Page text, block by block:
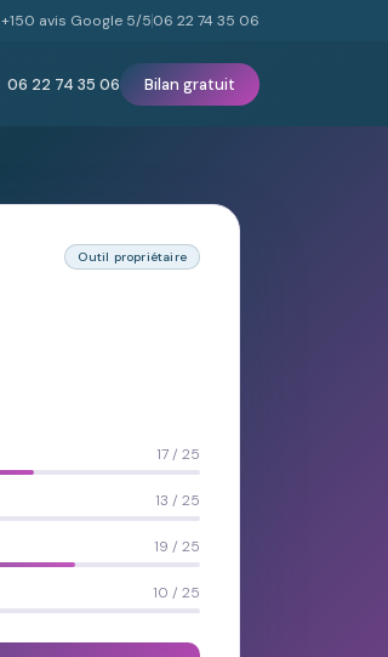
+150 avis Google 5/506 22 74 35 06
06 22 74 35 06 Bilan gratuit
Outil propriétaire
17 / 25
13 / 25
19 / 25
10 / 25